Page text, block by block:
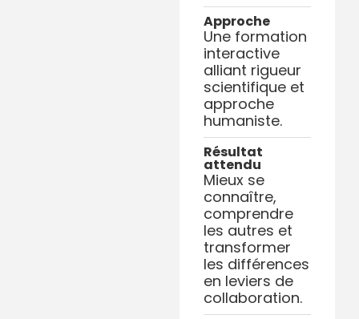
Approche
Une formation
interactive
alliant rigueur
scientifique et
approche
humaniste.
Résultat
attendu
Mieux se
connaître,
comprendre
les autres et
transformer
les différences
en leviers de
collaboration.